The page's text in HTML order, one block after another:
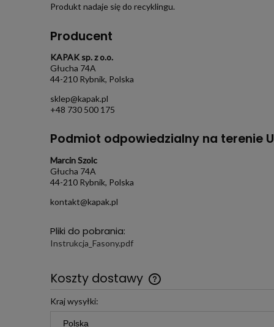
Produkt nadaje się do recyklingu.
Producent
KAPAK sp. z o.o.
Głucha 74A
44-210 Rybnik, Polska
sklep@kapak.pl
+48 730 500 175
Podmiot odpowiedzialny na terenie
Marcin Szolc
Głucha 74A
44-210 Rybnik, Polska
kontakt@kapak.pl
Pliki do pobrania:
Instrukcja_Fasony.pdf
Koszty dostawy
Kraj wysyłki: